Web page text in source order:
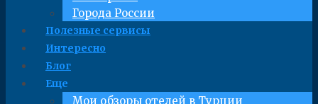
Города России
Полезные сервисы
Интересно
Блог
Еще
Мои обзоры отелей в Турции